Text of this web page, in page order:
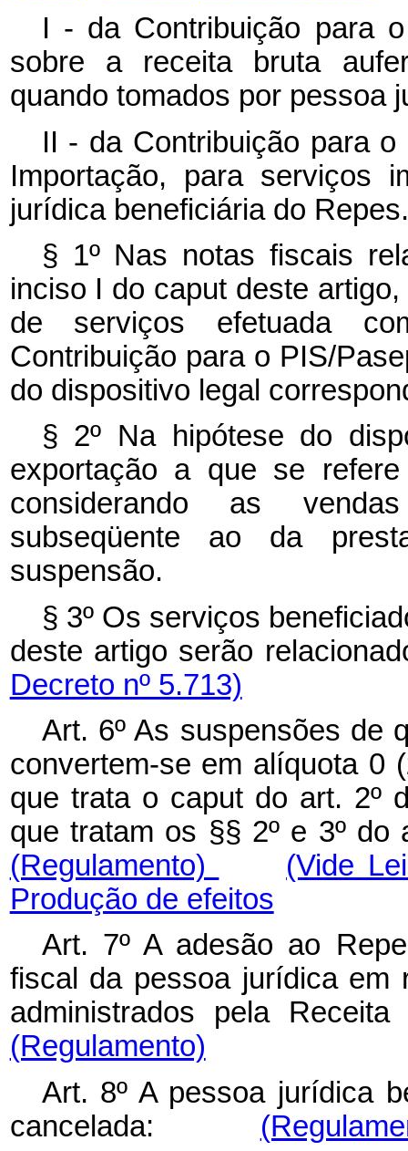
I - da Contribuição para
sobre a receita bruta
quando tomados por pessoa
II - da Contribuição para
Importação, para serviços
jurídica beneficiária do Repes.
§ 1º Nas notas fiscais
inciso I do caput deste
de serviços efetuada
Contribuição para o PIS/
do dispositivo legal
§ 2º Na hipótese do
exportação a que se
considerando as
subseqüente ao da
suspensão.
§ 3º Os serviços
deste artigo serão
Decreto nº 5.713)
Art. 6º As suspensões de
convertem-se em alíquota 0
que trata o caput do art. 2º
que tratam os §§ 2º e 3º do
(Regulamento)
(Vide
Produção de efeitos
Art. 7º A adesão ao
fiscal da pessoa jurídica em
administrados pela
(Regulamento)
Art. 8º A pessoa jurídica
cancelada: